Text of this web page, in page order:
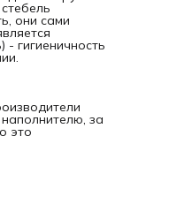
они сами
гигиеничность
за
это